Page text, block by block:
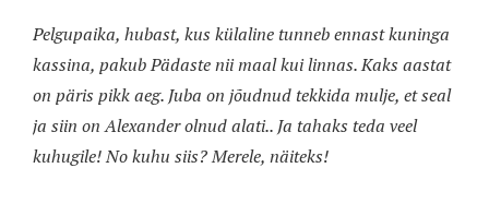
Pelgupaika, hubast, kus külaline tunneb ennast kuninga
kassina, pakub Pädaste nii maal kui linnas. Kaks aastat
on päris pikk aeg. Juba on jõudnud tekkida mulje, et seal
ja siin on Alexander olnud alati.. Ja tahaks teda veel
kuhugile! No kuhu siis? Merele, näiteks!